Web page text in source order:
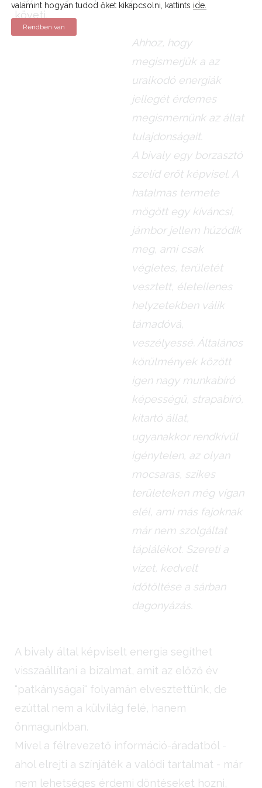
követi.
Ahhoz, hogy
megismerjük a az
uralkodó energiák
jellegét érdemes
megismernünk az állat
tulajdonságait.
A bivaly egy borzasztó
szelíd erőt képvisel. A
hatalmas termete
mögött egy kíváncsi,
jámbor jellem húzódik
meg, ami csak
végletes, területét
vesztett, életellenes
helyzetekben válik
támadóvá,
veszélyessé. Általános
körülmények között
igen nagy munkabíró
képességű, strapabíró,
kitartó állat,
ugyanakkor rendkívül
igénytelen, az olyan
mocsaras, szikes
területeken még vígan
elél, ami más fajoknak
már nem szolgáltat
táplálékot. Szereti a
vizet, kedvelt
időtöltése a sárban
dagonyázás.
A bivaly által képviselt energia segíthet
visszaállítani a bizalmat, amit az előző év
"patkányságai" folyamán elvesztettünk, de
ezúttal nem a külvilág felé, hanem
önmagunkban.
Mivel a félrevezető információ-áradatból -
ahol elrejti a színjáték a valódi tartalmat - már
nem lehetséges érdemi döntéseket hozni,
valamint hogyan tudod őket kikapcsolni, kattints ide.
Rendben van